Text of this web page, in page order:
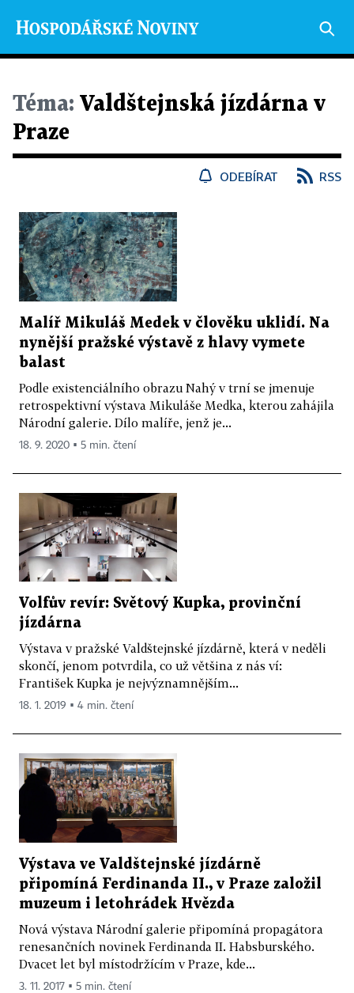
Téma: Valdštejnská jízdárna v
Praze
ODEBÍRAT RSS
Malíř Mikuláš Medek v člověku uklidí. Na
nynější pražské výstavě z hlavy vymete
balast
Podle existenciálního obrazu Nahý v trní se jmenuje
retrospektivní výstava Mikuláše Medka, kterou zahájila
Národní galerie. Dílo malíře, jenž je...
18. 9. 2020 ▪ 5 min. čtení
Volfův revír: Světový Kupka, provinční
jízdárna
Výstava v pražské Valdštejnské jízdárně, která v neděli
skončí, jenom potvrdila, co už většina z nás ví:
František Kupka je nejvýznamnějším...
18. 1. 2019 ▪ 4 min. čtení
Výstava ve Valdštejnské jízdárně
připomíná Ferdinanda II., v Praze založil
muzeum i letohrádek Hvězda
Nová výstava Národní galerie připomíná propagátora
renesančních novinek Ferdinanda II. Habsburského.
Dvacet let byl místodržícím v Praze, kde...
3. 11. 2017 ▪ 5 min. čtení